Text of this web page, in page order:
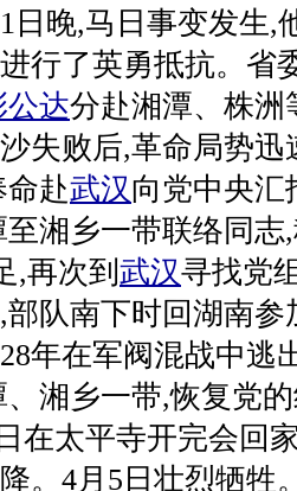
日晚,马日事变发生,
行了英勇抵抗。省
公达分赴湘潭、株洲
失败后,革命局势
赴武汉向党中央汇
至湘乡一带联络同
,再次到 武汉寻找党
队南下时回湖南参
年在军阀混战中逃
湘乡一带,恢复党
在太平寺开完会回
。4月5日壮烈牺牲